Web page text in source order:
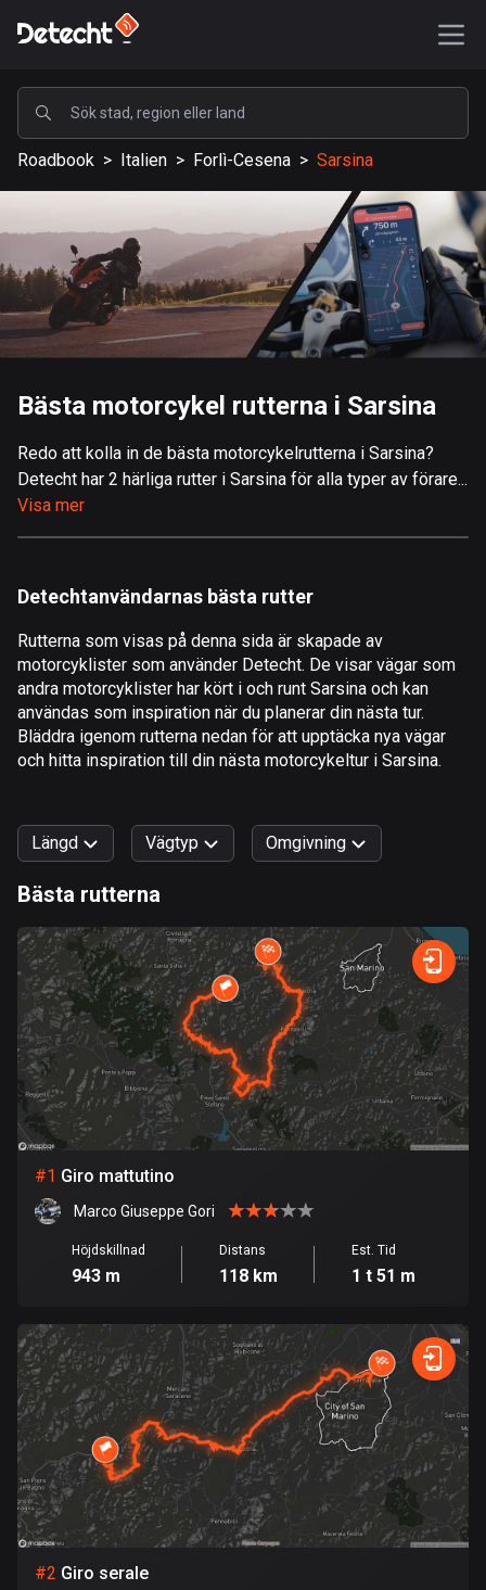
POPULÄRA
USA
587431 rutter
Sverige
203334 rutter
Storbritannien
115208 rutter
9 rutter
517 rutter
Albanien
Algeriet
175 rutter
Amerikanska Jungfruöarna
1 rutt
62 rutter
Angola
1 rutt
Antigua och Barbuda
1 rutt
Argentina
885 rutter
Armenien
2 rutter
Aruba
8 rutter
Australien
89701 rutter
Azerbajdzjan
5 rutter
Bahamas
0 rutter
Bahrain
17 rutter
Bangladesh
409 rutter
Roadbook > Italien > Forlì-Cesena > Sarsina
Bästa motorcykel rutterna i Sarsina
Redo att kolla in de bästa motorcykelrutterna i Sarsina?
Detecht har 2 härliga rutter i Sarsina för alla typer av förare...
Visa mer
Detechtanvändarnas bästa rutter
Rutterna som visas på denna sida är skapade av
motorcyklister som använder Detecht. De visar vägar som
andra motorcyklister har kört i och runt Sarsina och kan
användas som inspiration när du planerar din nästa tur.
Bläddra igenom rutterna nedan för att upptäcka nya vägar
och hitta inspiration till din nästa motorcykeltur i Sarsina.
Längd Vägtyp
Snabb Terräng Kurvig
Omgivning
Skog Berg Vatten Fält Stad
Bästa rutterna
#1 Giro mattutino
Marco Giuseppe Gori
Höjdskillnad
943 m
Distans
118 km
Est. Tid
1 t 51 m
#2 Giro serale